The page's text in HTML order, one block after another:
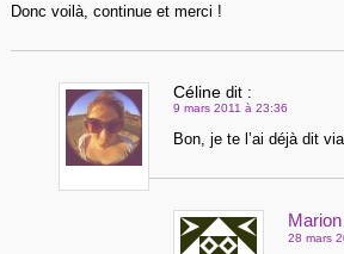
Donc voilà, continue et merci !
Céline dit :
9 mars 2011 à 23:36
Bon, je te l’ai déjà dit
Marion
28 mars